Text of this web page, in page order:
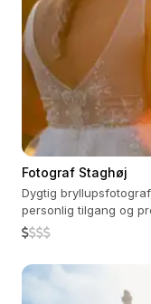
Fotograf Staghøj
Dygtig
personlig tilgang og